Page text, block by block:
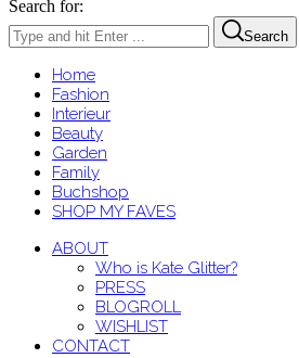
Search for:
Search
Home
Fashion
Interieur
Beauty
Garden
Family
Buchshop
SHOP MY FAVES
ABOUT
Who is Kate Glitter?
PRESS
BLOGROLL
WISHLIST
CONTACT